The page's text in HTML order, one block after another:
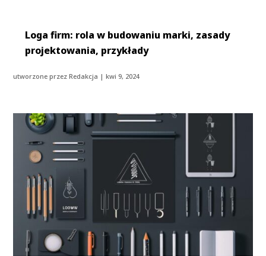
Loga firm: rola w budowaniu marki, zasady
projektowania, przykłady
utworzone przezRedakcja |kwi 9, 2024